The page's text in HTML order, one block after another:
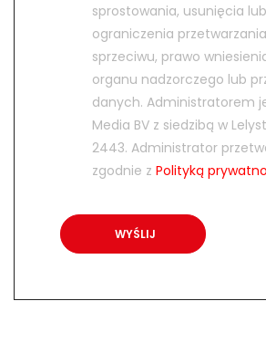
sprostowania, usunięcia lub
ograniczenia
sprzeciwu, prawo
organu nadzorczego lub
danych. Administratorem
Media BV z siedzibą w
2443. Administrator
zgodnie z Polityką